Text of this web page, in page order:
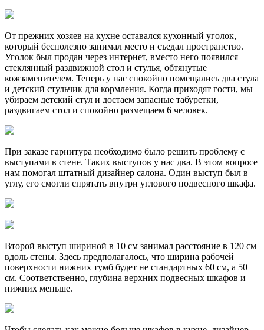
От прежних хозяев на кухне оставался кухонный уголок,
который бесполезно занимал место и съедал пространство.
Уголок был продан через интернет, вместо него появился
стеклянный раздвижной стол и стулья, обтянутые
кожзаменителем. Теперь у нас спокойно помещались два стула
и детский стульчик для кормления. Когда приходят гости, мы
убираем детский стул и достаем запасные табуретки,
раздвигаем стол и спокойно размещаем 6 человек.
При заказе гарнитура необходимо было решить проблему с
выступами в стене. Таких выступов у нас два. В этом вопросе
нам помогал штатный дизайнер салона. Один выступ был в
углу, его смогли спрятать внутри углового подвесного шкафа.
Второй выступ шириной в 10 см занимал расстояние в 120 см
вдоль стены. Здесь предполагалось, что ширина рабочей
поверхности нижних тумб будет не стандартных 60 см, а 50
см. Соответственно, глубина верхних подвесных шкафов и
нижних меньше.